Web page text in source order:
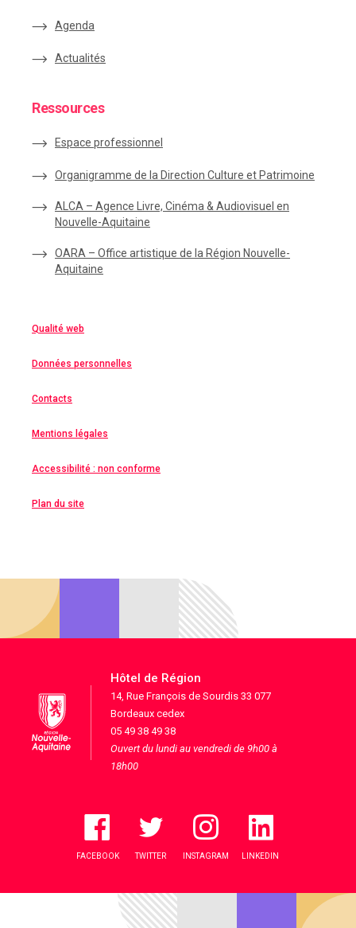
Agenda
Actualités
Ressources
Espace professionnel
Organigramme de la Direction Culture et Patrimoine
ALCA – Agence Livre, Cinéma & Audiovisuel en
Nouvelle-Aquitaine
OARA – Office artistique de la Région Nouvelle-
Aquitaine
Qualité web
Données personnelles
Contacts
Mentions légales
Accessibilité : non conforme
Plan du site
Hôtel de Région
14, Rue François de Sourdis 33 077
Bordeaux cedex
05 49 38 49 38
Ouvert du lundi au vendredi de 9h00 à
18h00
FACEBOOK TWITTER INSTAGRAM LINKEDIN